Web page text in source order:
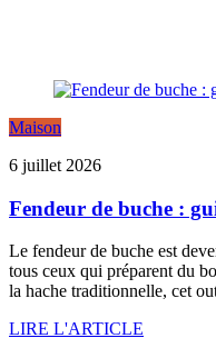
Maison
6 juillet 2026
Fendeur de buche :
Le fendeur de buche est
tous ceux qui préparent du
la hache traditionnelle, cet
LIRE L'ARTICLE